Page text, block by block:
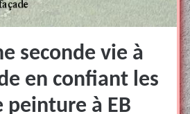
seconde vie à
en confiant les
peinture à EB